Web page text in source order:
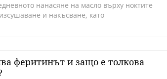
нанасяне на масло върху ноктите
и накъсване, като
феритинът и защо е толкова